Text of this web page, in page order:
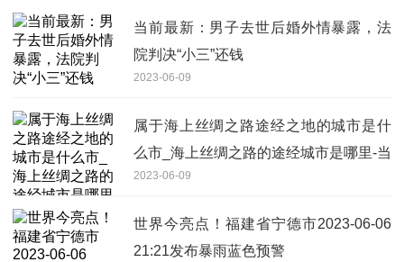
当前最新：男子去世后婚外情暴露，法
院判决“小三”还钱
2023-06-09
属于海上丝绸之路途经之地的城市是什
么市_海上丝绸之路的途经城市是哪里-当
前关注
2023-06-09
世界今亮点！福建省宁德市2023-06-06
21:21发布暴雨蓝色预警